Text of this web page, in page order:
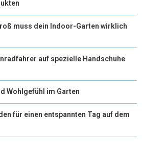
muss dein Indoor-Garten wirklich
auf spezielle Handschuhe
Wohlgefühl im Garten
für einen entspannten Tag auf dem